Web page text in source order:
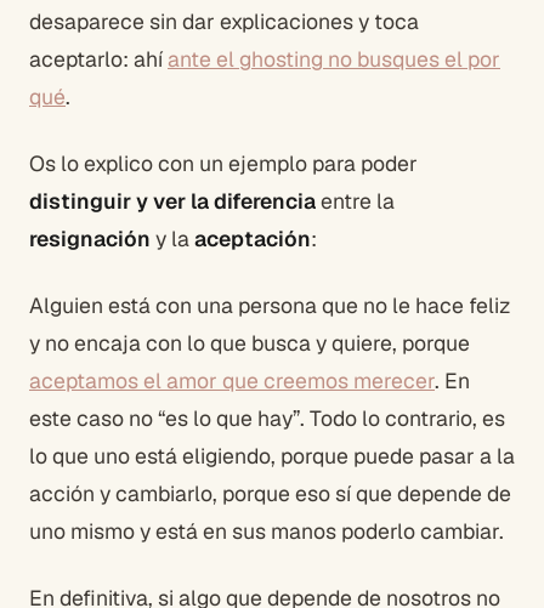
desaparece sin dar explicaciones y toca
aceptarlo: ahí ante el ghosting no busques el por
qué.
Os lo explico con un ejemplo para poder
distinguir y ver la diferenciaentre la
resignación y laaceptación:
Alguien está con una persona que no le hace feliz
y no encaja con lo que busca y quiere, porque
aceptamos el amor que creemos merecer. En
este caso no “es lo que hay”. Todo lo contrario, es
lo que uno está eligiendo, porque puede pasar a la
acción y cambiarlo, porque eso sí que depende de
uno mismo y está en sus manos poderlo cambiar.
En definitiva, si algo que depende de nosotros no